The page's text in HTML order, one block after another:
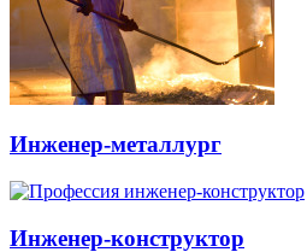
Инженер-металлург
Инженер-конструктор